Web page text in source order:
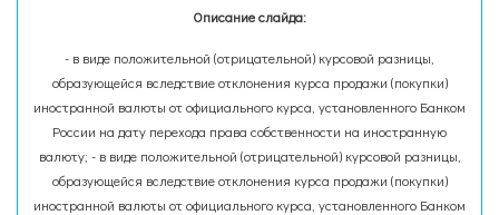
Описание слайда:
- в виде положительной (отрицательной) курсовой разницы,
образующейся вследствие отклонения курса продажи (покупки)
иностранной валюты от официального курса, установленного Банком
России на дату перехода права собственности на иностранную
валюту; - в виде положительной (отрицательной) курсовой разницы,
образующейся вследствие отклонения курса продажи (покупки)
иностранной валюты от официального курса, установленного Банком